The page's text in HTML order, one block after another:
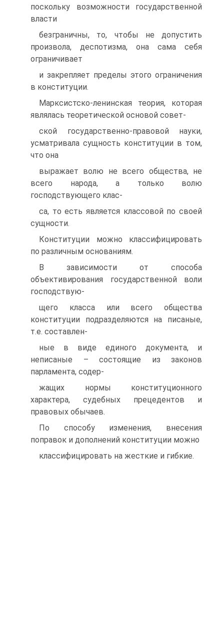
поскольку возможности государственной
власти
безграничны, то, чтобы не допустить
произвола, деспотизма, она сама себя
ограничивает
и закрепляет пределы этого ограничения
в конституции.
Марксистско-ленинская теория, которая
являлась теоретической основой совет-
ской государственно-правовой науки,
усматривала сущность конституции в том,
что она
выражает волю не всего общества, не
всего народа, а только волю
господствующего клас-
са, то есть является классовой по своей
сущности.
Конституции можно классифицировать
по различным основаниям.
В зависимости от способа
объективирования государственной воли
господствую-
щего класса или всего общества
конституции подразделяются на писаные,
т.е. составлен-
ные в виде единого документа, и
неписаные – состоящие из законов
парламента, содер-
жащих нормы конституционного
характера, судебных прецедентов и
правовых обычаев.
По способу изменения, внесения
поправок и дополнений конституции можно
классифицировать на жесткие и гибкие.